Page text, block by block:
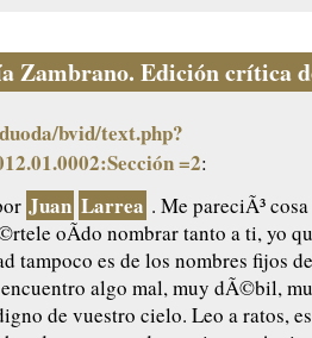
Zambrano. Edición crítica
bvid/text.php?
=2:
Juan Larrea . Me pareciÃ³
oÃ­do nombrar tanto a ti, yo
tampoco es de los nombres fijos
algo mal, muy dÃ©bil,
de vuestro cielo. Leo a ratos,